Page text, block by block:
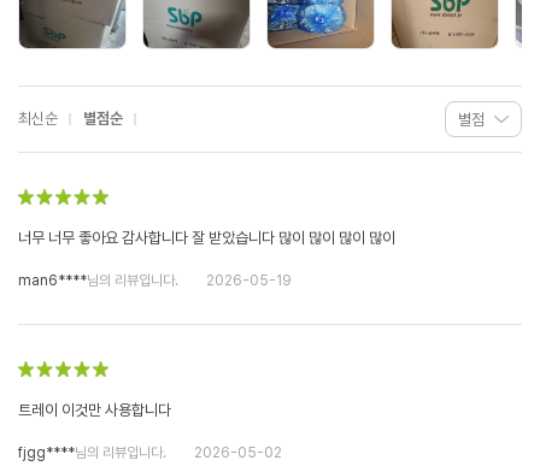
최신순 별점순
너무 너무 좋아요 감사합니다 잘 받았습니다 많이 많이 많이 많이
man6****님의 리뷰입니다. 2026-05-19
트레이 이것만 사용합니다
fjgg****님의 리뷰입니다. 2026-05-02